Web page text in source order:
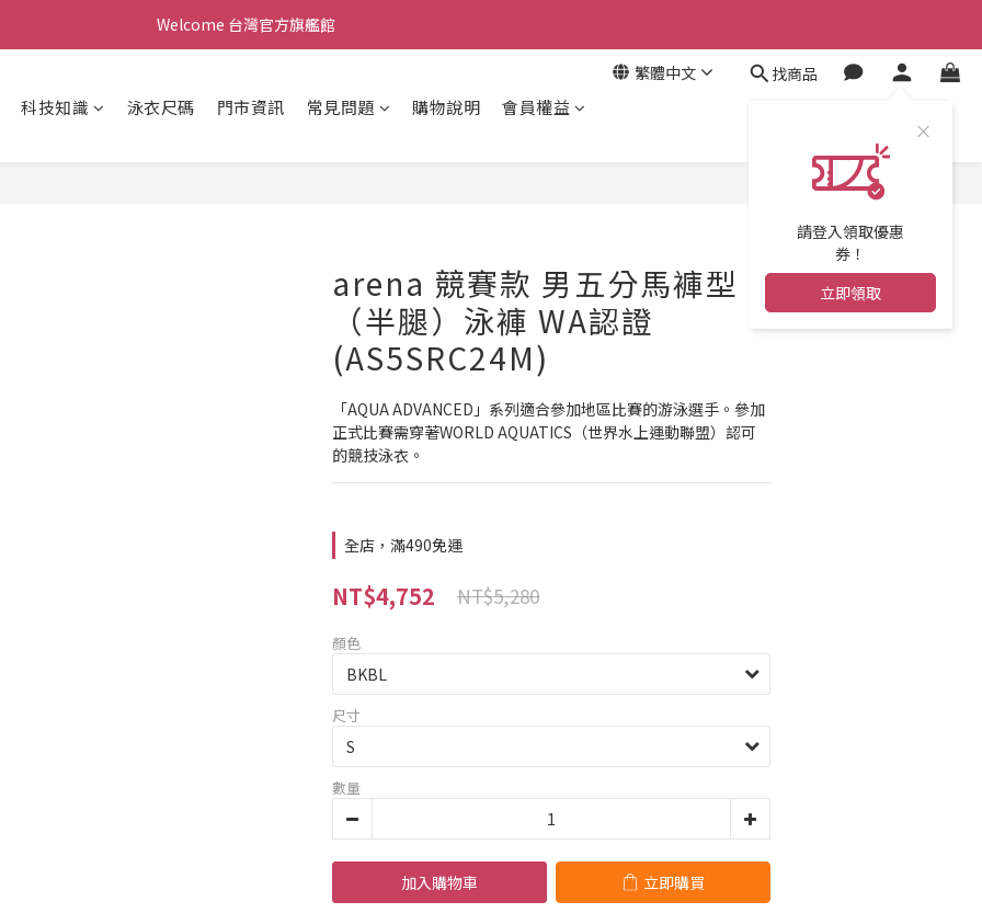
Welcome 台灣官方旗艦館
Welcome 台灣官方旗艦館
繁體中文 找商品
請登入領取優惠
券！
立即領取
科技知識 泳衣尺碼 門市資訊 常見問題 購物說明 會員權益
arena 競賽款 男五分馬褲型
（半腿）泳褲 WA認證
(AS5SRC24M)
「AQUA ADVANCED」系列適合參加地區比賽的游泳選手。參加
正式比賽需穿著WORLD AQUATICS（世界水上運動聯盟）認可
的競技泳衣。
全店，滿490免運
NT$4,752 NT$5,280
顏色
尺寸
數量
加入購物車 立即購買